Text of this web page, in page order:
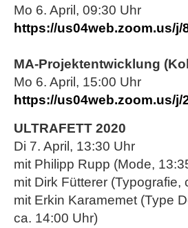
Mo 6. April, 09:30 Uhr
https://us04web.zoom.us/j/
MA-Projektentwicklung
Mo 6. April, 15:00 Uhr
https://us04web.zoom.us/j/
ULTRAFETT 2020
Di 7. April, 13:30 Uhr
mit Philipp Rupp (Mode,
mit Dirk Fütterer (Typografie,
mit Erkin Karamemet (Type
ca. 14:00 Uhr)